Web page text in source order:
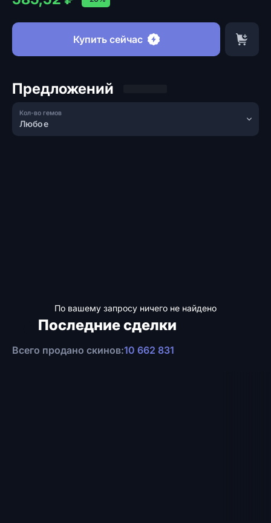
Купить сейчас
Предложений
Любое
Кол-во гемов
По вашему запросу ничего не найдено
Последние сделки
Всего продано скинов:10 662 831